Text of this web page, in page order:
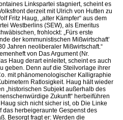
Linkspartei stagniert, scheint es
derzeit mit Ulrich von Hutten zu
Fritz Haug, „alter Kämpfer“ aus dem
Westberlins (SEW), als Emeritus
frohlockt: „Fürs erste
der kommunistischen Mißwirtschaft’
Jahren neoliberaler Mißwirtschaft.“
von Das Argument (Nr.
Haug derart einleitet, scheint es auch
geben. Denn auf die Steilvorlage ihrer
mit phänomenologischer Kalligraphie
Ratlosigkeit. Haug hält wieder
„historischen Subjekt außerhalb des
Zukunft“ herbeiführen
sich nicht sicher ist, ob Die Linke
das herbeigeraunte Gespenst des
Besorgt fragt er: Werden die